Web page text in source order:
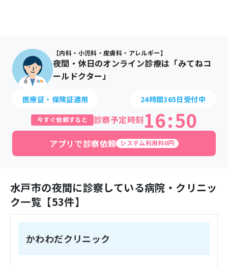
【内科・小児科・皮膚科・アレルギー】
夜間・休日のオンライン診療は「みてねコ
ールドクター」
医療証・保険証適用 24時間365日受付中
今すぐ依頼すると 診察予定時刻16:50
アプリで診察依頼 システム利用料0円
水戸市の夜間に診察している病院・クリニッ
ク一覧【53件】
かわわだクリニック